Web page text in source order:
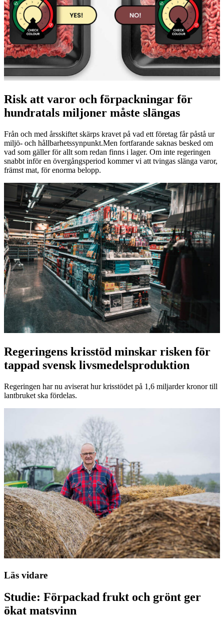
Risk att varor och förpackningar för
hundratals miljoner måste slängas
Från och med årsskiftet skärps kravet på vad ett företag får påstå ur
miljö- och hållbarhetssynpunkt.Men fortfarande saknas besked om
vad som gäller för allt som redan finns i lager. Om inte regeringen
snabbt inför en övergångsperiod kommer vi att tvingas slänga varor,
främst mat, för enorma belopp.
Regeringens krisstöd minskar risken för
tappad svensk livsmedelsproduktion
Regeringen har nu aviserat hur krisstödet på 1,6 miljarder kronor till
lantbruket ska fördelas.
Läs vidare
Studie: Förpackad frukt och grönt ger
ökat matsvinn